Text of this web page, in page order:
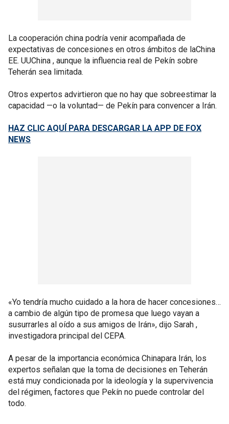
La cooperación china podría venir acompañada de
expectativas de concesiones en otros ámbitos de laChina
EE. UUChina , aunque la influencia real de Pekín sobre
Teherán sea limitada.
Otros expertos advirtieron que no hay que sobreestimar la
capacidad —o la voluntad— de Pekín para convencer a Irán.
HAZ CLIC AQUÍ PARA DESCARGAR LA APP DE FOX
NEWS
«Yo tendría mucho cuidado a la hora de hacer concesiones…
a cambio de algún tipo de promesa que luego vayan a
susurrarles al oído a sus amigos de Irán», dijo Sarah ,
investigadora principal del CEPA.
A pesar de la importancia económica Chinapara Irán, los
expertos señalan que la toma de decisiones en Teherán
está muy condicionada por la ideología y la supervivencia
del régimen, factores que Pekín no puede controlar del
todo.